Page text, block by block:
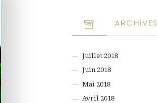
ARCHIVES
Juillet 2018
Juin 2018
Mai 2018
Avril 2018